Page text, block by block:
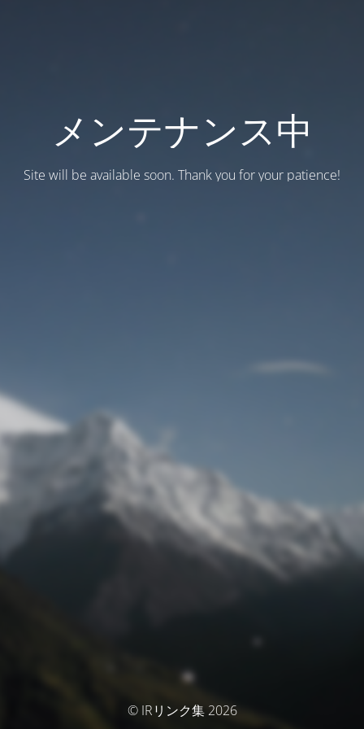
メンテナンス中
Site will be available soon. Thank you for your patience!
© IRリンク集 2026